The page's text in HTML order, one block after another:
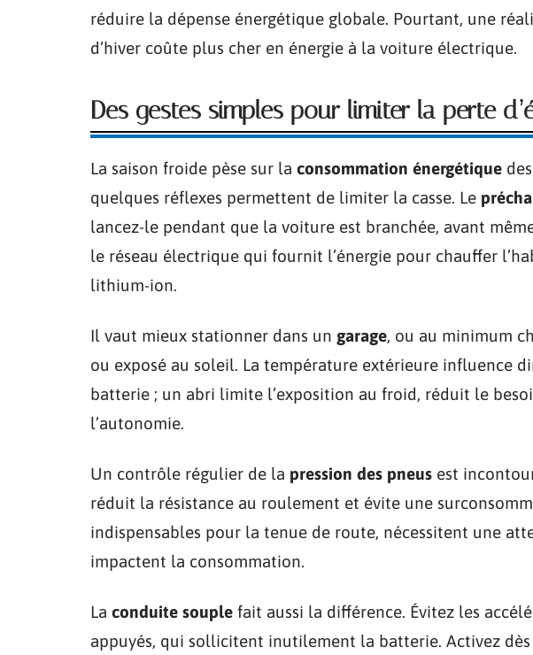
réduire la dépense énergétique globale. Pourtant, une
d’hiver coûte plus cher en énergie à la voiture électrique.
Des gestes simples pour limiter la perte
La saison froide pèse sur la consommation énergétique
quelques réflexes permettent de limiter la casse. Le
lancez-le pendant que la voiture est branchée, avant
le réseau électrique qui fournit l’énergie pour chauffer
lithium-ion.
Il vaut mieux stationner dans un garage, ou au minimum
ou exposé au soleil. La température extérieure influence
batterie ; un abri limite l’exposition au froid, réduit le
l’autonomie.
Un contrôle régulier de la pression des pneus est
réduit la résistance au roulement et évite une
indispensables pour la tenue de route, nécessitent une
impactent la consommation.
La conduite souple fait aussi la différence. Évitez les
appuyés, qui sollicitent inutilement la batterie. Activez